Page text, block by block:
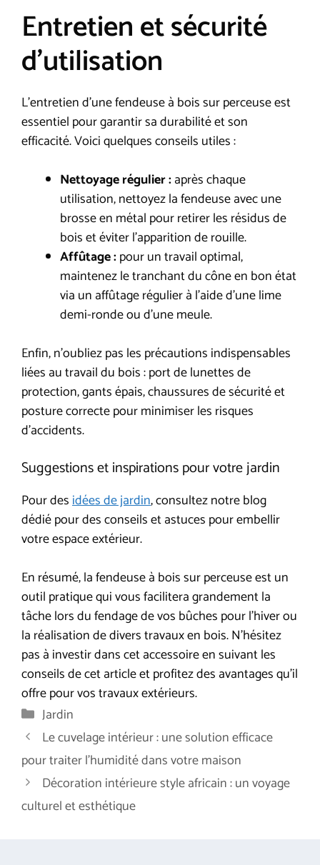
Entretien et sécurité
d’utilisation
L’entretien d’une fendeuse à bois sur perceuse est
essentiel pour garantir sa durabilité et son
efficacité. Voici quelques conseils utiles :
Nettoyage régulier :après chaque
utilisation, nettoyez la fendeuse avec une
brosse en métal pour retirer les résidus de
bois et éviter l’apparition de rouille.
Affûtage :pour un travail optimal,
maintenez le tranchant du cône en bon état
via un affûtage régulier à l’aide d’une lime
demi-ronde ou d’une meule.
Enfin, n’oubliez pas les précautions indispensables
liées au travail du bois : port de lunettes de
protection, gants épais, chaussures de sécurité et
posture correcte pour minimiser les risques
d’accidents.
Suggestions et inspirations pour votre jardin
Pour desidées de jardin, consultez notre blog
dédié pour des conseils et astuces pour embellir
votre espace extérieur.
En résumé, la fendeuse à bois sur perceuse est un
outil pratique qui vous facilitera grandement la
tâche lors du fendage de vos bûches pour l’hiver ou
la réalisation de divers travaux en bois. N’hésitez
pas à investir dans cet accessoire en suivant les
conseils de cet article et profitez des avantages qu’il
offre pour vos travaux extérieurs.
Catégories
Jardin
Le cuvelage intérieur : une solution efficace
pour traiter l’humidité dans votre maison
Décoration intérieure style africain : un voyage
culturel et esthétique